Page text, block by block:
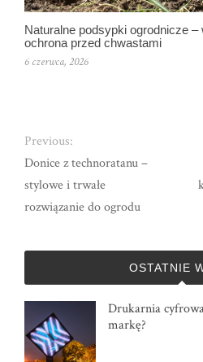
Naturalne podsypki ogrodnicze
ochrona przed chwastami
6 czerwca, 2026
Previous:
Donice z technoratanu –
stylowe i trwałe
rozwiązanie do ogrodu
OSTATNIE
Drukarnia
markę?